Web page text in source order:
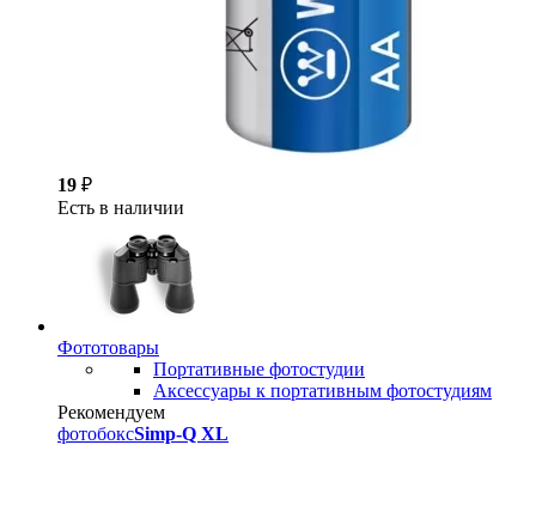
19 ₽
Есть в наличии
Фототовары
Портативные фотостудии
Аксессуары к портативным фотостудиям
Рекомендуем
фотобоксSimp-Q XL